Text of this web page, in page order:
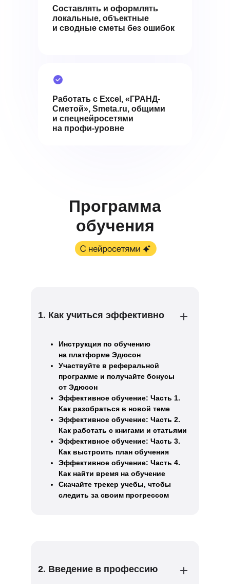
Работать с Excel, «ГРАНД-
Сметой», Smeta.ru, общими
и спецнейросетями
на профи-уровне
Составлять и оформлять
локальные, объектные
и сводные сметы без ошибок
Программа
обучения
1. Как учиться эффективно
Инструкция по обучению
на платформе Эдюсон
Участвуйте в реферальной
программе и получайте бонусы
от Эдюсон
Эффективное обучение: Часть 1.
Как разобраться в новой теме
Эффективное обучение: Часть 2.
Как работать с книгами и статьями
Эффективное обучение: Часть 3.
Как выстроить план обучения
Эффективное обучение: Часть 4.
Как найти время на обучение
Скачайте трекер учебы, чтобы
следить за своим прогрессом
2. Введение в профессию